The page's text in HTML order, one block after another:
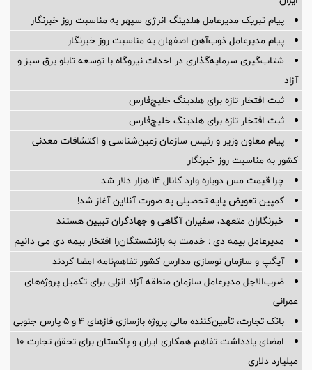
پیام تبریک مدیرعامل هلدینگ انرژی سپهر به مناسبت روز خبرنگار
پیام مدیرعامل ذوب‌آهن اصفهان به مناسبت روز خبرنگار
شتاب‌گیری سرمایه‌گذاری در احداث نیروگاه با توسعه تابلو برق سبز و
آزاد
ثبت افتخار تازه برای هلدینگ خلیج‌فارس
ثبت افتخار تازه برای هلدینگ خلیج‌فارس
پیام معاون وزیر و رئیس سازمان زمین‌شناسی و اکتشافات معدنی
کشور به مناسبت روز خبرنگار
چرا قیمت مس دوباره وارد کانال ۱۴ هزار دلار شد
کمپین تعویض پایه تحصیلی به صورت آنلاین آغاز شد!
خبرنگاران متعهد، سفیران آگاهی و جهادگران تبیین هستند
مدیرعامل بیمه دی : خدمت به بازنشستگان‌را افتخار بیمه دی می دانیم
آیگپ و سازمان نوسازی مدارس کشور تفاهم‌نامه امضا کردند
ضرب‌الاجل مدیرعامل سازمان منطقه آزاد انزلی برای تكمیل پروژه‌های
عمرانی
بانک تجارت، تأمین‌کننده مالی پروژه بازسازی فازهای ۴ و ۵ پارس جنوبی
امضای یادداشت تفاهم همکاری ایران و پاکستان برای تحقق تجارت ۱۰
میلیارد دلاری